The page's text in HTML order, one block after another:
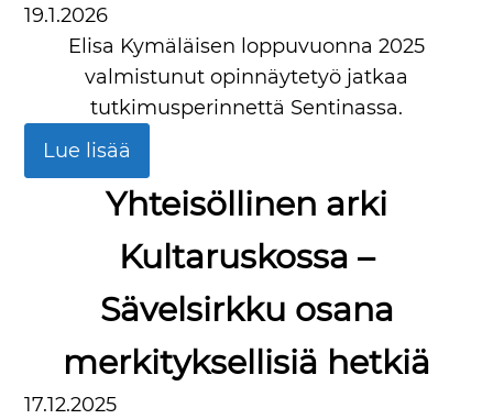
19.1.2026
Elisa Kymäläisen loppuvuonna 2025
valmistunut opinnäytetyö jatkaa
tutkimusperinnettä Sentinassa.
Lue lisää
Yhteisöllinen arki
Kultaruskossa –
Sävelsirkku osana
merkityksellisiä hetkiä
17.12.2025